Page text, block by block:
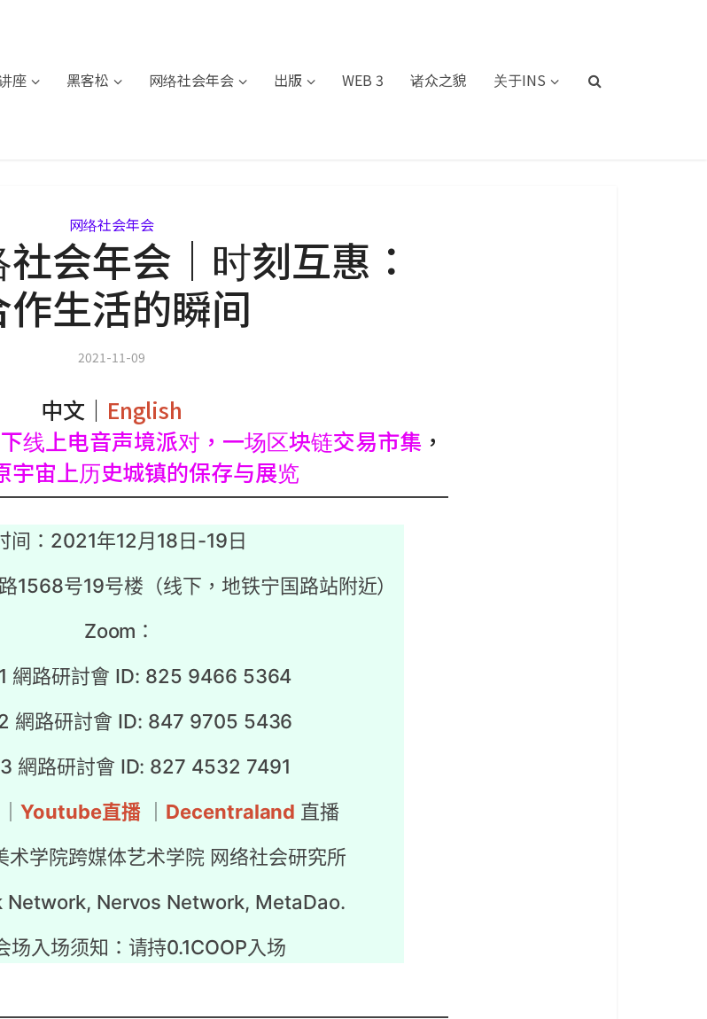
座 黑客松 网络社会年会 出版 WEB 3 诸众之貌 关于INS
网络社会年会
会年会｜时刻互惠：
作生活的瞬间
2021-11-09
中文｜ English
线上电音声境派对，一场区块链交易市集，
宇宙上历史城镇的保存与展览
间：2021年12月18日-19日
1568号19号楼（线下，地铁宁国路站附近）
Zoom：
網路研討會 ID: 825 9466 5364
網路研討會 ID: 847 9705 5436
網路研討會 ID: 827 4532 7491
｜Youtube直播｜ Decentraland 直播
术学院跨媒体艺术学院 网络社会研究所
Network, Nervos Network, MetaDao.
场入场须知：请持0.1COOP入场